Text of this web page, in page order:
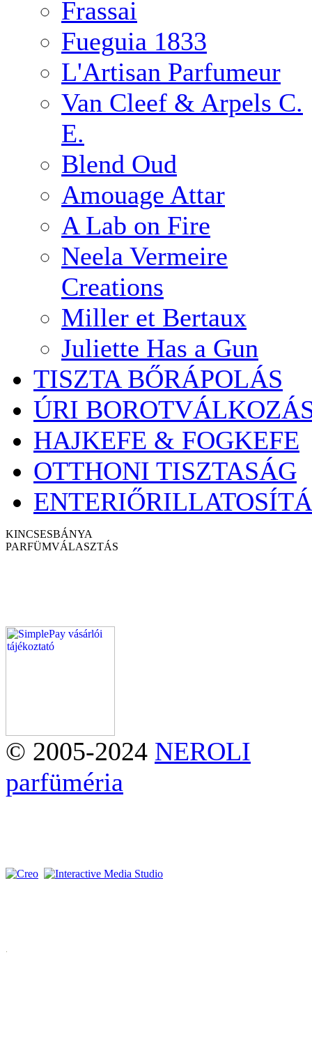
Frassai
Fueguia 1833
L'Artisan Parfumeur
Van Cleef & Arpels C.
E.
Blend Oud
Amouage Attar
A Lab on Fire
Neela Vermeire
Creations
Miller et Bertaux
Juliette Has a Gun
TISZTA BŐRÁPOLÁS
ÚRI
HAJKEFE & FOGKEFE
OTTHONI TISZTASÁG
KINCSESBÁNYA
PARFÜMVÁLASZTÁS
© 2005-2024 NEROLI
parfüméria